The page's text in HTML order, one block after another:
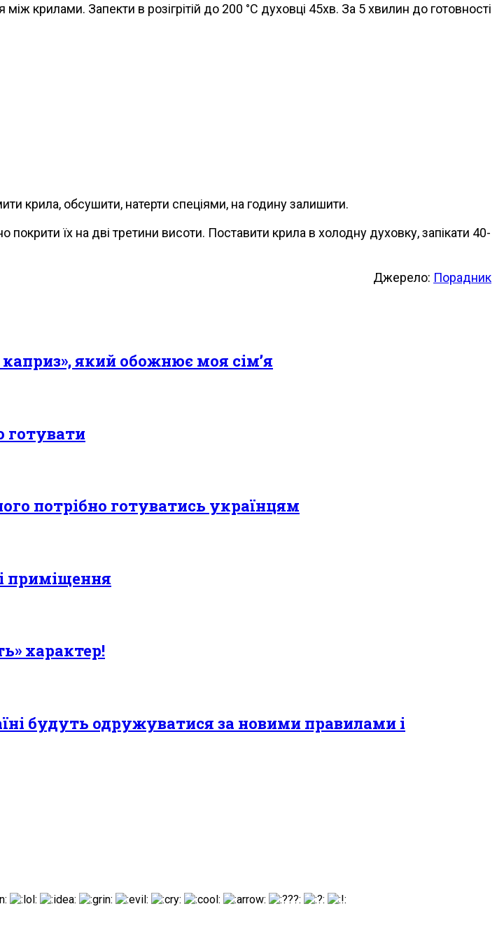
крилами. Запекти в розігрітій до 200 °С духовці 45хв. За 5 хвилин до готовності
крила, обсушити, натерти спеціями, на годину залишити.
їх на дві третини висоти. Поставити крила в холодну духовку, запікати 40-
Джерело: Порадник
який обожнює моя сім’я
готувати
потрібно готуватись українцям
приміщення
характер!
будуть одружуватися за новими правилами і